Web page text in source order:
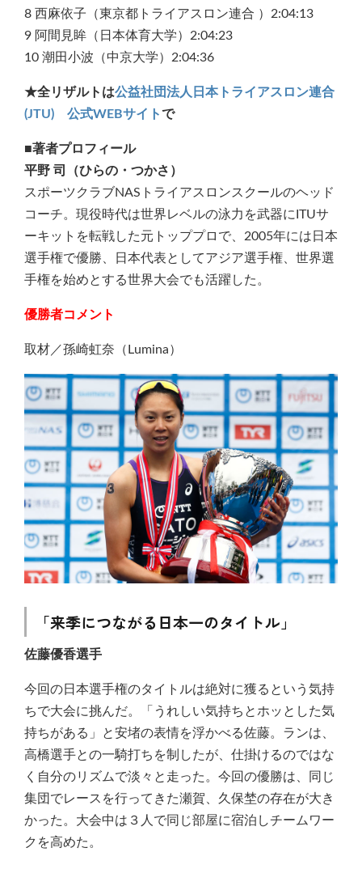
8 西麻依子（東京都トライアスロン連合 ）2:04:13
9 阿間見眸（日本体育大学）2:04:23
10 潮田小波（中京大学）2:04:36
★全リザルトは公益社団法人日本トライアスロン連合
(JTU) 公式WEBサイトで
■著者プロフィール
平野 司（ひらの・つかさ）
スポーツクラブNASトライアスロンスクールのヘッド
コーチ。現役時代は世界レベルの泳力を武器にITUサ
ーキットを転戦した元トッププロで、2005年には日本
選手権で優勝、日本代表としてアジア選手権、世界選
手権を始めとする世界大会でも活躍した。
優勝者コメント
取材／孫崎虹奈（Lumina）
「来季につながる日本一のタイトル」
佐藤優香選手
今回の日本選手権のタイトルは絶対に獲るという気持
ちで大会に挑んだ。「うれしい気持ちとホッとした気
持ちがある」と安堵の表情を浮かべる佐藤。ランは、
高橋選手との一騎打ちを制したが、仕掛けるのではな
く自分のリズムで淡々と走った。今回の優勝は、同じ
集団でレースを行ってきた瀬賀、久保埜の存在が大き
かった。大会中は３人で同じ部屋に宿泊しチームワー
クを高めた。